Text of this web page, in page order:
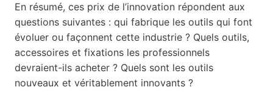
En résumé, ces prix de l’innovation répondent aux
questions suivantes : qui fabrique les outils qui font
évoluer ou façonnent cette industrie ? Quels outils,
accessoires et fixations les professionnels
devraient-ils acheter ? Quels sont les outils
nouveaux et véritablement innovants ?